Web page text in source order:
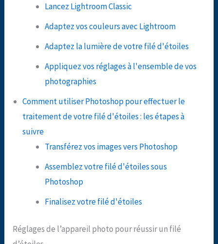
Lancez Lightroom Classic
Adaptez vos couleurs avec Lightroom
Adaptez la lumière de votre filé d'étoiles
Appliquez vos réglages à l'ensemble de vos
photographies
Comment utiliser Photoshop pour effectuer le
traitement de votre filé d'étoiles : les étapes à
suivre
Transférez vos images vers Photoshop
Assemblez votre filé d'étoiles sous
Photoshop
Finalisez votre filé d'étoiles
Réglages de l’appareil photo pour réussir un filé